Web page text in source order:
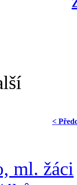
<
ml. žáci